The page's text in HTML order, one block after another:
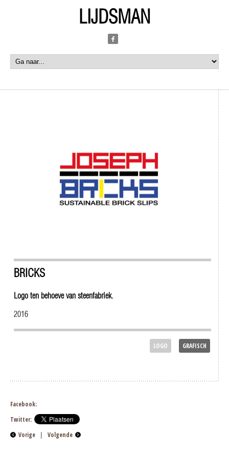
LIJDSMAN
BRICKS
Logo ten behoeve van steenfabriek.
2016
LOGO GRAFISCH
Facebook:
Twitter:
Vorige
| Volgende